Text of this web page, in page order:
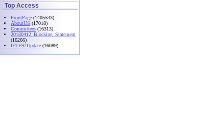
Top Access
FrontPage (1405533)
AboutUS (17018)
Committees (16313)
20180412_Blocking_Statement
(16266)
IETF92Update (16089)